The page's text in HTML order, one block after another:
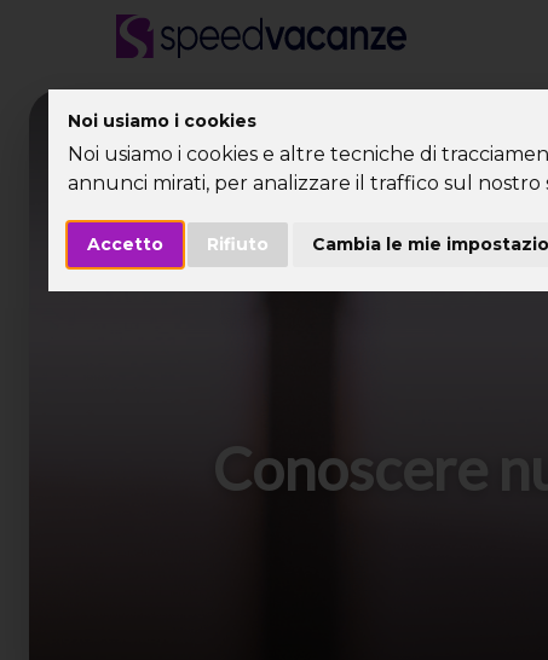
Noi usiamo i cookies
Noi usiamo i cookies e altre tecniche di
annunci mirati, per analizzare il traffico sul nostro
Accetto Rifiuto Cambia le mie
Conoscere